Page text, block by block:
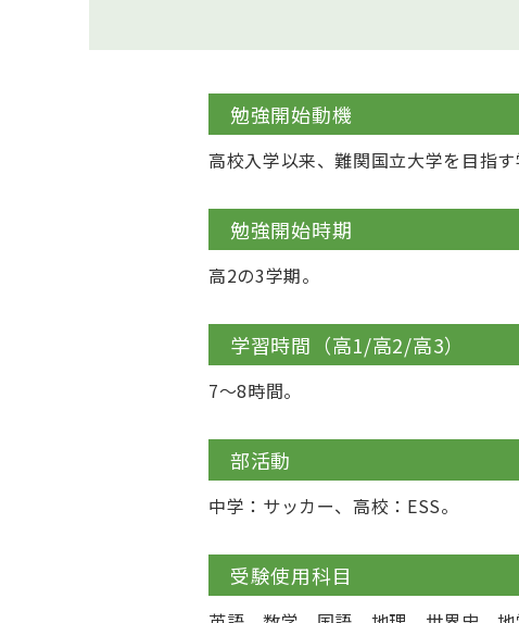
勉強開始動機
高校入学以来、難関国立大学を目指
勉強開始時期
高2の3学期。
学習時間（高1/高2/高3）
7～8時間。
部活動
中学：サッカー、高校：ESS。
受験使用科目